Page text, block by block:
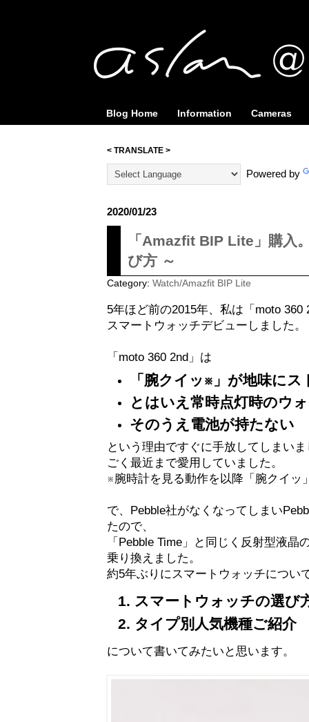
Blog Home Information Cameras
< TRANSLATE >
Powered by
2020/01/23
「Amazfit BIP Lite」購入
び方 ～
Category: Watch/Amazfit BIP Lite
5年ほど前の2015年、私は「moto 360
スマートウォッチデビューしました。
「moto 360 2nd」は
「腕クイッ※」が地味にス
とはいえ常時点灯時のウ
そのうえ電池が持たない
という理由ですぐに手放してしまい
ごく最近まで愛用していました。
※腕時計を見る動作を以降「腕クイッ
で、Pebble社がなくなってしまい
たので、
「Pebble Time」と同じく反射型液
乗り換えました。
約5年ぶりにスマートウォッチについ
スマートウォッチの選び
タイプ別人気機種ご紹介
について書いてみたいと思います。